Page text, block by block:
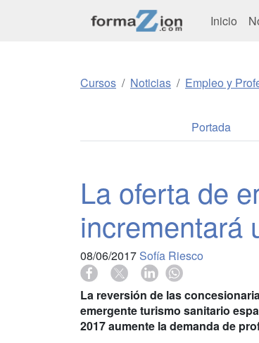
Inicio
Cursos Noticias Empleo y
Portada
La oferta de
incrementará
08/06/2017 Sofía Riesco
La reversión de las
emergente turismo sanitario
2017 aumente la demanda de